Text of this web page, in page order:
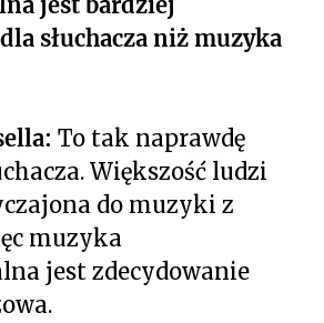
słuchacza niż muzyka
To tak naprawdę
Większość ludzi
do muzyki z
muzyka
jest zdecydowanie